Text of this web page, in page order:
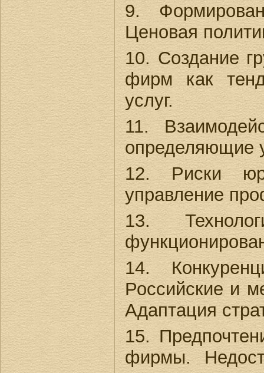
9.
Ценовая
10. Создание
фирм как
услуг.
11.
определяющие
12. Риски
управление
13.
14.
Российские и
Адаптация
15.
фирмы.